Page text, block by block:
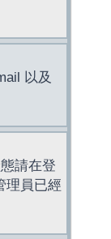
以及
請在登
理員已經